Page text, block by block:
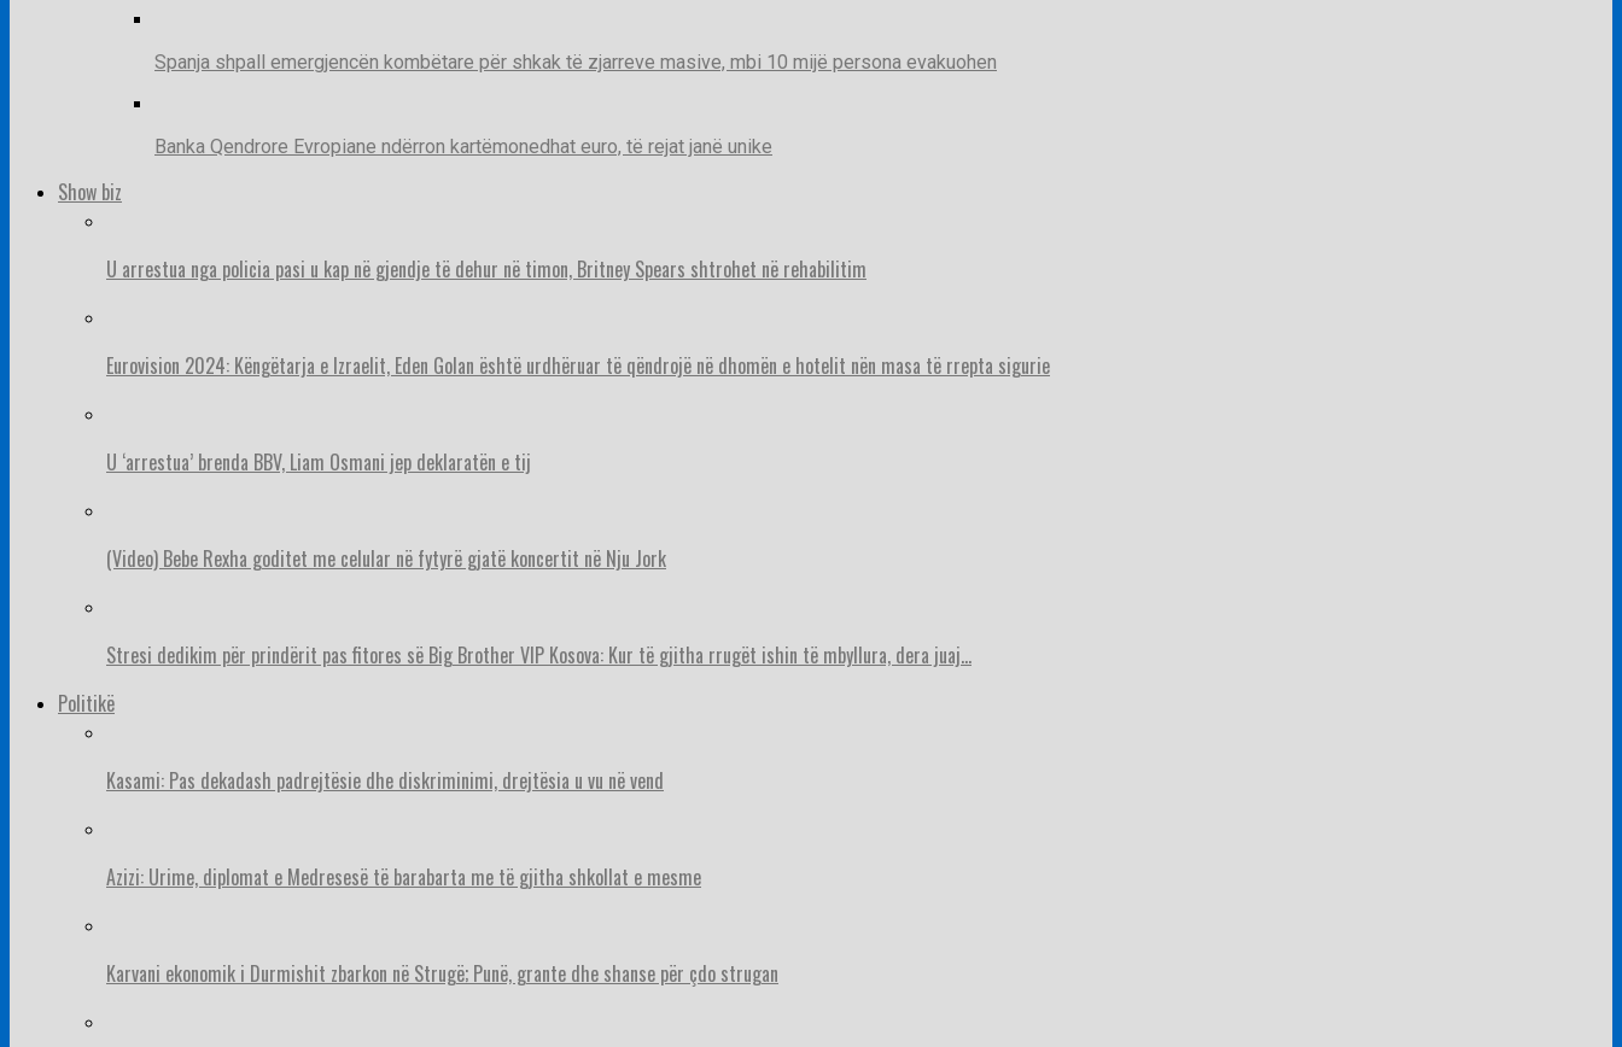
Spanja shpall emergjencën kombëtare për shkak të zjarreve masive, mbi 10 mijë persona evakuohen
Banka Qendrore Evropiane ndërron kartëmonedhat euro, të rejat janë unike
Show biz
U arrestua nga policia pasi u kap në gjendje të dehur në timon, Britney Spears shtrohet në rehabilitim
Eurovision 2024: Këngëtarja e Izraelit, Eden Golan është urdhëruar të qëndrojë në dhomën e hotelit nën masa të rrepta sigurie
U ‘arrestua’ brenda BBV, Liam Osmani jep deklaratën e tij
(Video) Bebe Rexha goditet me celular në fytyrë gjatë koncertit në Nju Jork
Stresi dedikim për prindërit pas fitores së Big Brother VIP Kosova: Kur të gjitha rrugët ishin të mbyllura, dera juaj…
Politikë
Kasami: Pas dekadash padrejtësie dhe diskriminimi, drejtësia u vu në vend
Azizi: Urime, diplomat e Medresesë të barabarta me të gjitha shkollat e mesme
Karvani ekonomik i Durmishit zbarkon në Strugë; Punë, grante dhe shanse për çdo strugan